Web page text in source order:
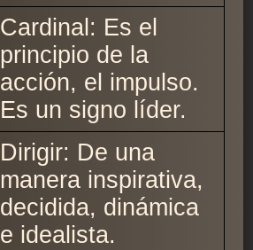
Cardinal: Es el
principio de la
acción, el impulso.
Es un signo líder.
Dirigir: De una
manera inspirativa,
decidida, dinámica
e idealista.